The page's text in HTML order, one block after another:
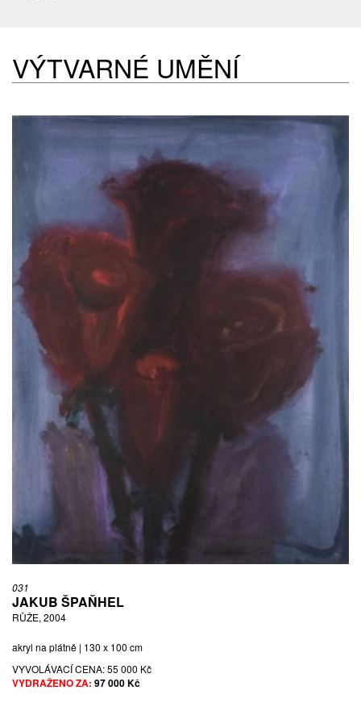
VÝTVARNÉ UMĚNÍ
031
JAKUB ŠPAŇHEL
RŮŽE, 2004
akryl na plátně | 130 x 100 cm
VYVOLÁVACÍ CENA:55 000 Kč
VYDRAŽENO ZA: 97 000 Kč